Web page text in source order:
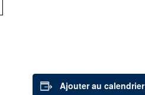
Ajouter au calendrier